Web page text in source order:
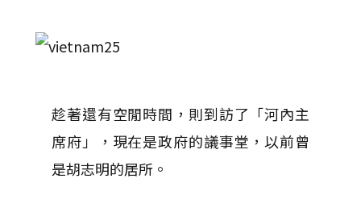
趁著還有空閒時間，則到訪了「河內主
席府」，現在是政府的議事堂，以前曾
是胡志明的居所。